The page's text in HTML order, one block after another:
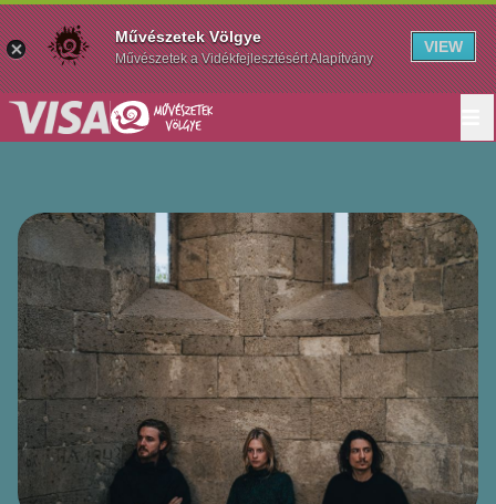
Művészetek Völgye
Művészetek a Vidékfejlesztésért Alapítvány
VIEW